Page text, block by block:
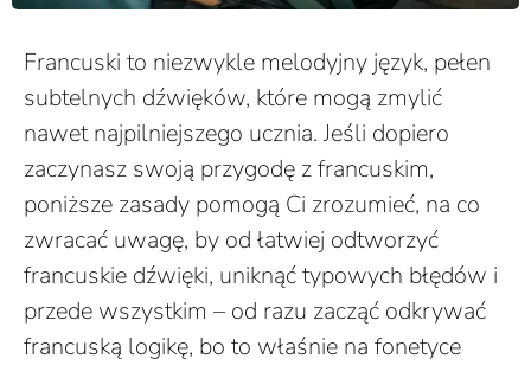
Francuski to niezwykle melodyjny język, pełen
subtelnych dźwięków, które mogą zmylić
nawet najpilniejszego ucznia. Jeśli dopiero
zaczynasz swoją przygodę z francuskim,
poniższe zasady pomogą Ci zrozumieć, na co
zwracać uwagę, by od łatwiej odtworzyć
francuskie dźwięki, uniknąć typowych błędów i
przede wszystkim – od razu zacząć odkrywać
francuską logikę, bo to właśnie na fonetyce